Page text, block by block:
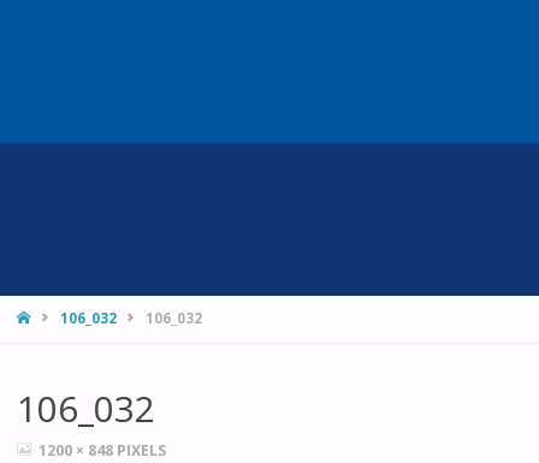
HOME106_032 106_032
106_032
FULL1200 × 848 PIXELS